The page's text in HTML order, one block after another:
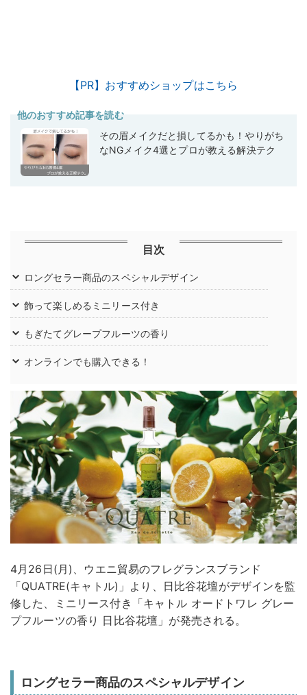
【PR】おすすめショップはこちら
他のおすすめ記事を読む
その眉メイクだと損してるかも！やりがち
なNGメイク4選とプロが教える解決テク
目次
ロングセラー商品のスペシャルデザイン
飾って楽しめるミニリース付き
もぎたてグレープフルーツの香り
オンラインでも購入できる！
4月26日(月)、ウエニ貿易のフレグランスブランド
「QUATRE(キャトル)」より、日比谷花壇がデザインを監
修した、ミニリース付き「キャトル オードトワレ グレー
プフルーツの香り 日比谷花壇」が発売される。
ロングセラー商品のスペシャルデザイン